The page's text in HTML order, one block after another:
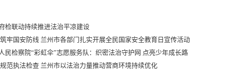
检联动持续推进法治平凉建设
牢国安防线 兰州市各部门扎实开展全民国家安全教育日宣传活动
民检察院“彩虹伞”志愿服务队：织密法治守护网 点亮少年成长路
范执法检查 兰州市以法治力量推动营商环境持续优化